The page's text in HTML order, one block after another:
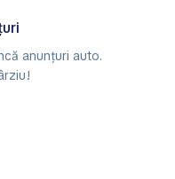
anunțuri auto.